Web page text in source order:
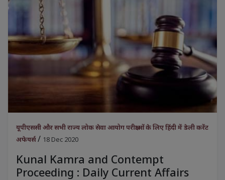
यूपीएससी और सभी राज्य लोक सेवा आयोग परीक्षाओं के लिए हिंदी में डेली करेंट
अफेयर्स/ 18 Dec 2020
Kunal Kamra and Contempt
Proceeding : Daily Current Affairs